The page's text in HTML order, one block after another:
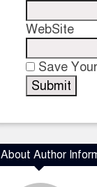
WebSite
Save
About Author